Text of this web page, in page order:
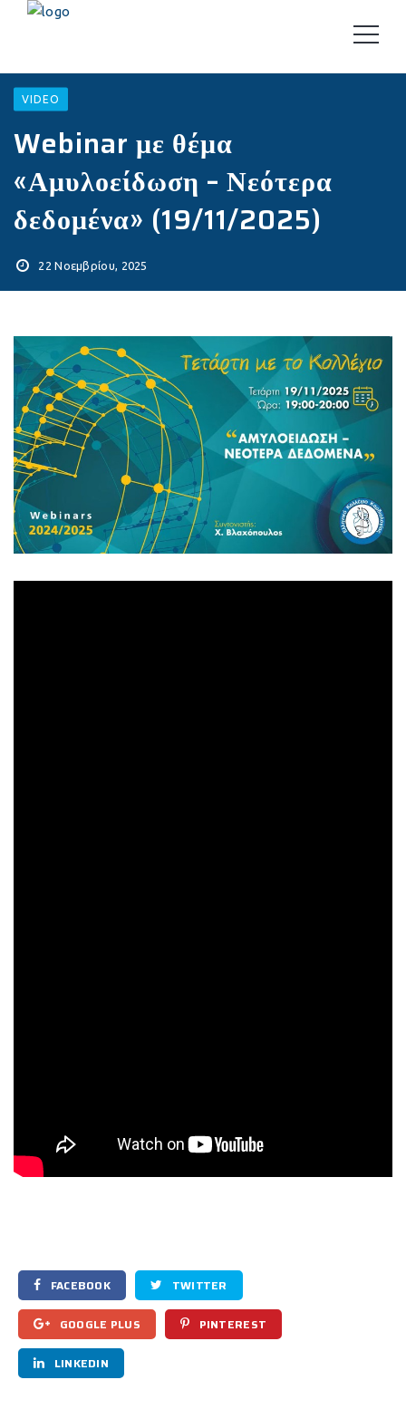
VIDEO
Webinar με θέμα
«Αμυλοείδωση – Νεότερα
δεδομένα» (19/11/2025)
22 Νοεμβρίου, 2025
FACEBOOK TWITTER
GOOGLE PLUS PINTEREST
LINKEDIN